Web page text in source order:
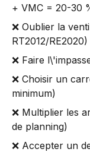
+ VMC = 20-30
❌ Oublier la
RT2012/RE2020)
❌ Faire
❌ Choisir un
minimum)
❌ Multiplier les
de planning)
❌ Accepter un